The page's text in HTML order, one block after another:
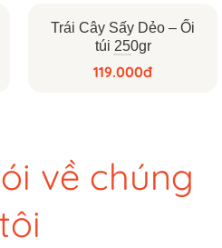
Trái Cây Sấy Dẻo – Ổi
túi 250gr
119.000đ
về chúng